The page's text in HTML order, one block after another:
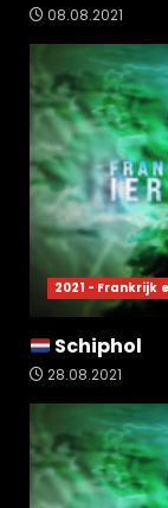
08.08.2021
2021 - Frankrijk
Schiphol
28.08.2021